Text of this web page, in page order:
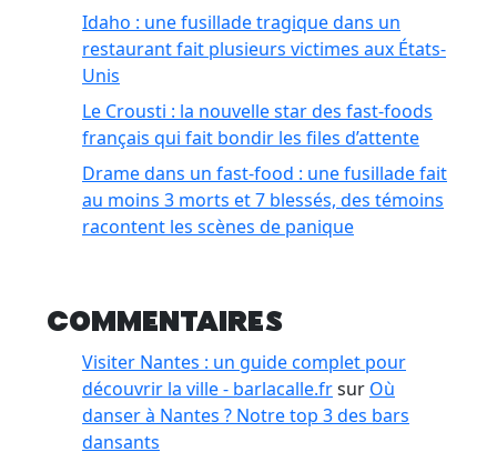
Idaho : une fusillade tragique dans un
restaurant fait plusieurs victimes aux États-
Unis
Le Crousti : la nouvelle star des fast-foods
français qui fait bondir les files d’attente
Drame dans un fast-food : une fusillade fait
au moins 3 morts et 7 blessés, des témoins
racontent les scènes de panique
Commentaires
Visiter Nantes : un guide complet pour
découvrir la ville - barlacalle.frsur Où
danser à Nantes ? Notre top 3 des bars
dansants